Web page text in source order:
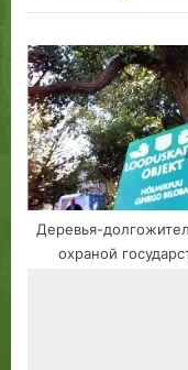
Деревья-
охраной